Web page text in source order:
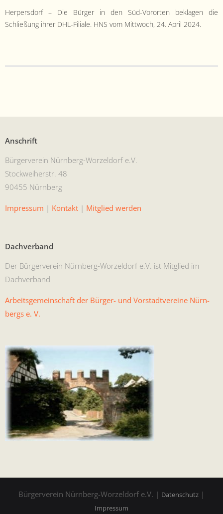
Her­pers­dorf – Die Bürg­er in den Süd-Vororten bekla­gen die
Schließung ihrer DHL-Fil­iale. HNS vom Mittwoch, 24. April 2024.
Anschrift
Bürg­ervere­in Nürn­berg-Worzel­dorf e.V.
Stock­wei­her­str. 48
90455 Nürnberg
Impres­sum | Kon­takt | Mit­glied werden
Dachverband
Der Bürg­ervere­in Nürn­berg-Worzel­dorf e.V. ist Mit­glied im
Dachverband
Arbeits­ge­mein­schaft der Bürg­er- und Vorstadtvere­ine Nürn­
bergs e. V.
Bürgerverein Nürnberg-Worzeldorf e.V. | Datenschutz |
Impressum